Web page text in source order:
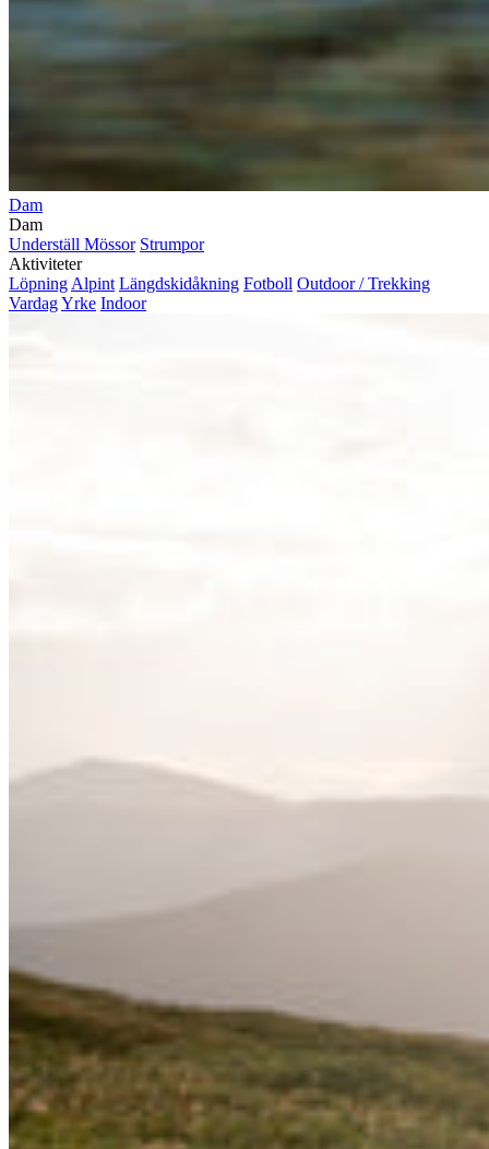
Dam
Dam
Underställ Mössor Strumpor
Aktiviteter
Löpning Alpint Längdskidåkning Fotboll Outdoor / Trekking
VardagYrke Indoor